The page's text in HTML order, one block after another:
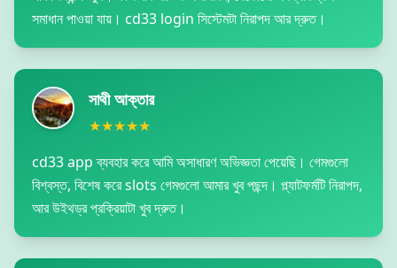
সমাধান পাওয়া যায়। cd33 login সিস্টেমটা নিরাপদ আর দ্রুত।
সাথী আক্তার
★★★★★
cd33 app ব্যবহার করে আমি অসাধারণ অভিজ্ঞতা পেয়েছি। গেমগুলো
বিশ্বস্ত, বিশেষ করে slots গেমগুলো আমার খুব পছন্দ। প্ল্যাটফর্মটি নিরাপদ,
আর উইথড্র প্রক্রিয়াটা খুব দ্রুত।